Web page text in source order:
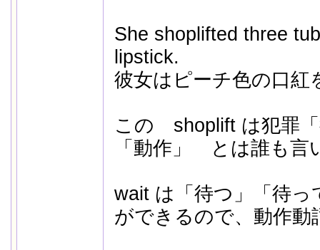
She shoplifted three
lipstick.
彼女はピーチ色の口紅
この shoplift は犯罪
「動作」 とは誰も言
wait は「待つ」「待
ができるので、動作動